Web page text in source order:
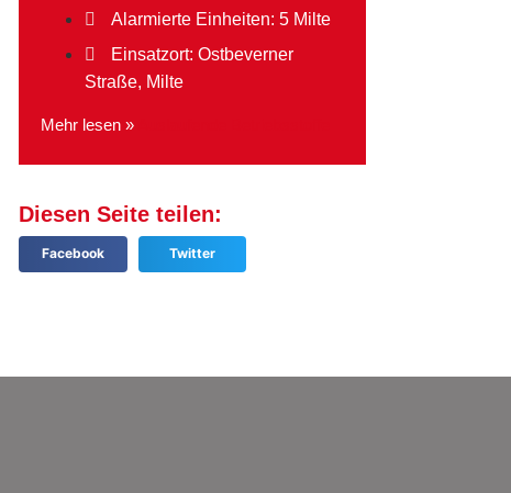
Alarmierte Einheiten: 5 Milte
Einsatzort: Ostbeverner
Straße, Milte
Mehr lesen »
Diesen Seite teilen:
Facebook Twitter